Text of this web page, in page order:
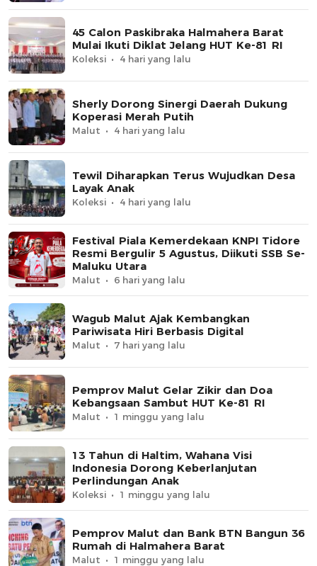
45 Calon Paskibraka Halmahera Barat
Mulai Ikuti Diklat Jelang HUT Ke-81 RI
Koleksi 4 hari yang lalu
Sherly Dorong Sinergi Daerah Dukung
Koperasi Merah Putih
Malut 4 hari yang lalu
Tewil Diharapkan Terus Wujudkan Desa
Layak Anak
Koleksi 4 hari yang lalu
Festival Piala Kemerdekaan KNPI Tidore
Resmi Bergulir 5 Agustus, Diikuti SSB Se-
Maluku Utara
Malut 6 hari yang lalu
Wagub Malut Ajak Kembangkan
Pariwisata Hiri Berbasis Digital
Malut 7 hari yang lalu
Pemprov Malut Gelar Zikir dan Doa
Kebangsaan Sambut HUT Ke-81 RI
Malut 1 minggu yang lalu
13 Tahun di Haltim, Wahana Visi
Indonesia Dorong Keberlanjutan
Perlindungan Anak
Koleksi 1 minggu yang lalu
Pemprov Malut dan Bank BTN Bangun 36
Rumah di Halmahera Barat
Malut 1 minggu yang lalu